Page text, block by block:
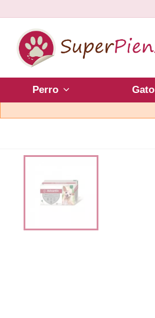
Perro Gato